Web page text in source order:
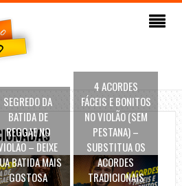
SEGREDO DA
BATIDA DE
REGGAE NO
– DEIXE
BATIDA MAIS
GOSTOSA
4 ACORDES
FÁCEIS E BONITOS
NO VIOLÃO (SEM
PESTANA) –
SUBSTITUA OS
ACORDES
TRADICIONAIS